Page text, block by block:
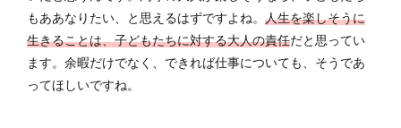
もああなりたい、と思えるはずですよね。 人生を楽しそうに
生きることは、子どもたちに対する大人の責任だと思ってい
ます。余暇だけでなく、できれば仕事についても、そうであ
ってほしいですね。